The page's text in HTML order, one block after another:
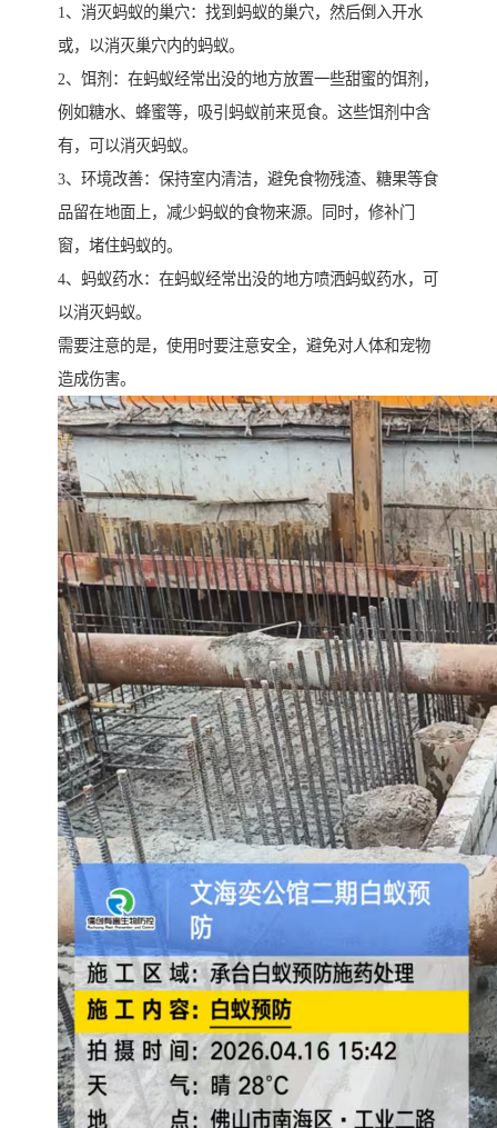
1、消灭蚂蚁的巢穴：找到蚂蚁的巢穴，然后倒入开水
或，以消灭巢穴内的蚂蚁。
2、饵剂：在蚂蚁经常出没的地方放置一些甜蜜的饵剂，
例如糖水、蜂蜜等，吸引蚂蚁前来觅食。这些饵剂中含
有，可以消灭蚂蚁。
3、环境改善：保持室内清洁，避免食物残渣、糖果等食
品留在地面上，减少蚂蚁的食物来源。同时，修补门
窗，堵住蚂蚁的。
4、蚂蚁药水：在蚂蚁经常出没的地方喷洒蚂蚁药水，可
以消灭蚂蚁。
需要注意的是，使用时要注意安全，避免对人体和宠物
造成伤害。